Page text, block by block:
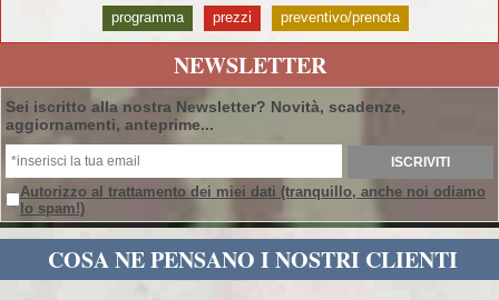
programma prezzi preventivo/prenota
NEWSLETTER
Sei iscritto alla nostra Newsletter? Novità, scadenze,
aggiornamenti, anteprime...
Autorizzo al trattamento dei miei dati (tranquillo, anche noi odiamo
lo spam!)
COSA NE PENSANO I NOSTRI CLIENTI